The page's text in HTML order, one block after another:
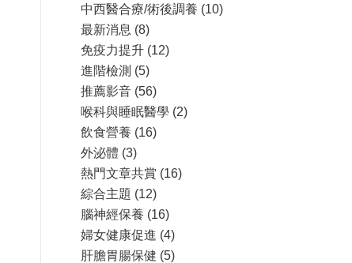
中西醫合療/術後調養 (10)
最新消息 (8)
免疫力提升 (12)
進階檢測 (5)
推薦影音 (56)
喉科與睡眠醫學 (2)
飲食營養 (16)
外泌體 (3)
熱門文章共賞 (16)
綜合主題 (12)
腦神經保養 (16)
婦女健康促進 (4)
肝膽胃腸保健 (5)